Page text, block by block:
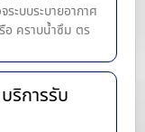
ะบบระบายอากาศ
อ คราบน้ำซึม ตร
ริการรับ